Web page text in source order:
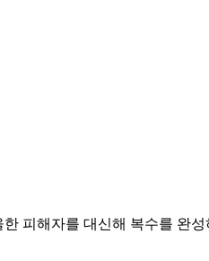
피해자를 대신해 복수를 완